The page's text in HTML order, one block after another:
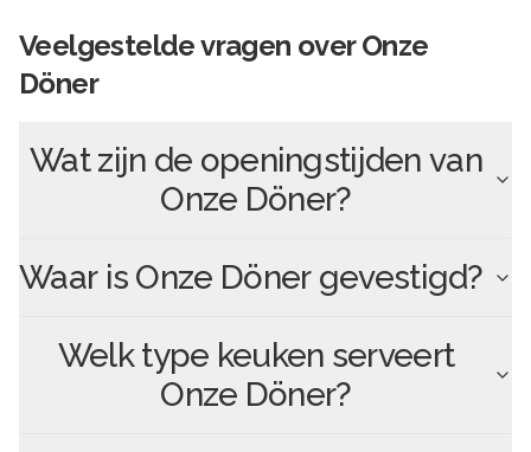
Veelgestelde vragen overOnze
Döner
Wat zijn de openingstijden van
Onze Döner?
Waar is Onze Dönergevestigd?
Welk type keuken serveert
Onze Döner?